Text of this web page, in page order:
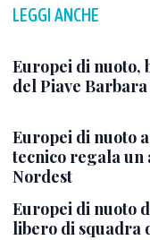
LEGGI ANCHE
Europei di nuoto,
del Piave Barbara
Europei di nuoto
tecnico regala un
Nordest
Europei di nuoto
libero di squadra